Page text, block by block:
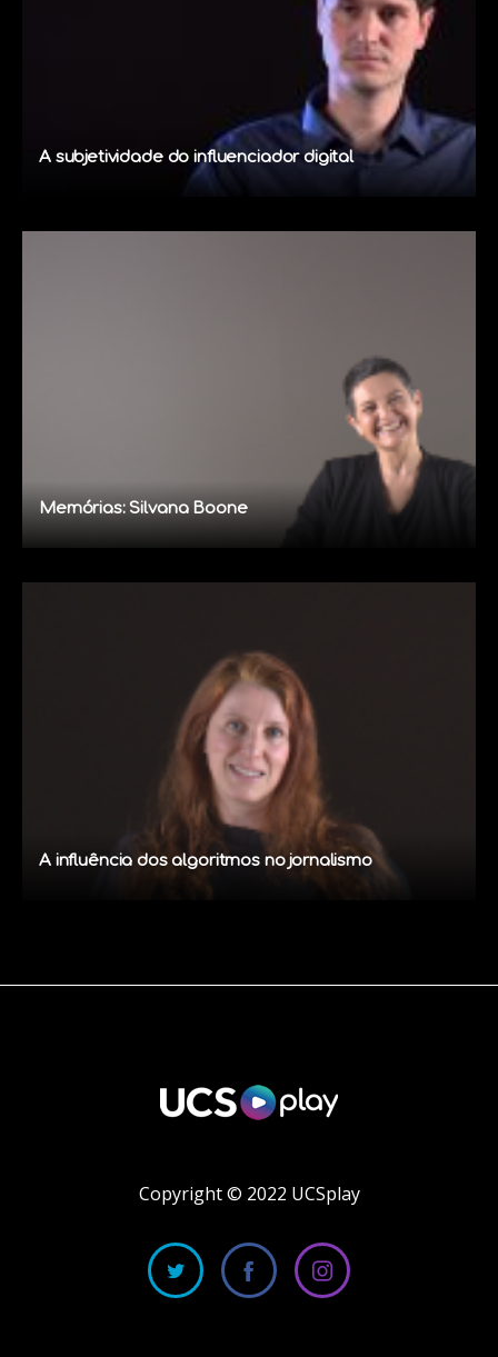
A subjetividade do influenciador digital
Memórias: Silvana Boone
A influência dos algoritmos no jornalismo
Copyright © 2022 UCSplay